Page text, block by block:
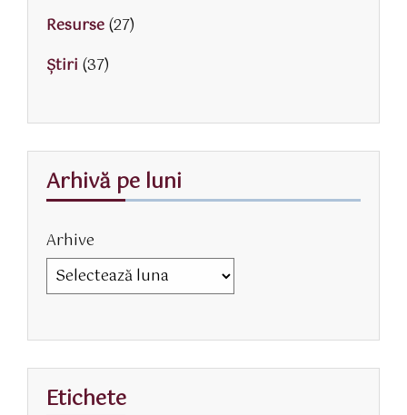
Resurse(27)
Știri (37)
Arhivă pe luni
Arhive
Etichete